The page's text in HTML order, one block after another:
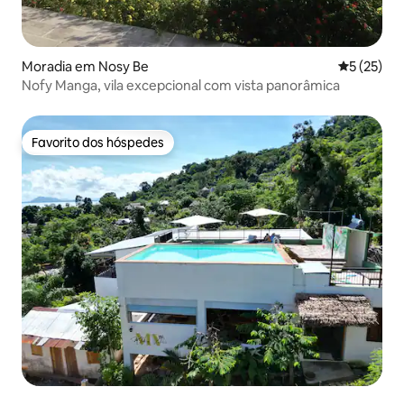
Moradia em Nosy Be
5 (25)
Nofy Manga, vila excepcional com vista panorâmica
Favorito dos hóspedes
Favorito dos hóspedes